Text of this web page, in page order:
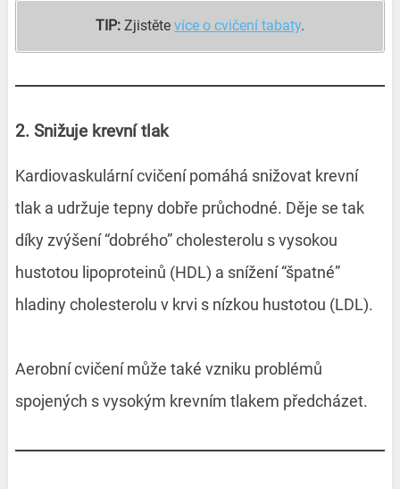
TIP:Zjistěte více o cvičení tabaty.
2. Snižuje krevní tlak
Kardiovaskulární cvičení pomáhá snižovat krevní
tlak a udržuje tepny dobře průchodné. Děje se tak
díky zvýšení “dobrého” cholesterolu s vysokou
hustotou lipoproteinů (HDL) a snížení “špatné”
hladiny cholesterolu v krvi s nízkou hustotou (LDL).
Aerobní cvičení může také vzniku problémů
spojených s vysokým krevním tlakem předcházet.